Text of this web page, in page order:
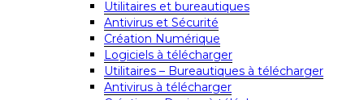
Utilitaires et bureautiques
Antivirus et Sécurité
Création Numérique
Logiciels à télécharger
Utilitaires – Bureautiques à télécharger
Antivirus à télécharger